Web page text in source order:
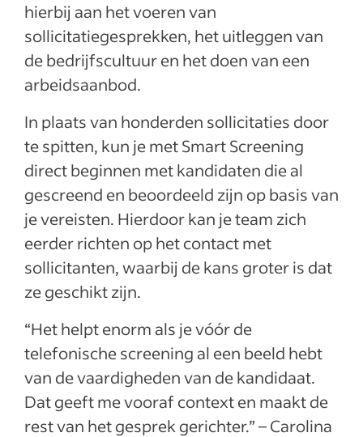
hierbij aan het voeren van
sollicitatiegesprekken, het uitleggen van
de bedrijfscultuur en het doen van een
arbeidsaanbod.
In plaats van honderden sollicitaties door
te spitten, kun je met Smart Screening
direct beginnen met kandidaten die al
gescreend en beoordeeld zijn op basis van
je vereisten. Hierdoor kan je team zich
eerder richten op het contact met
sollicitanten, waarbij de kans groter is dat
ze geschikt zijn.
“Het helpt enorm als je vóór de
telefonische screening al een beeld hebt
van de vaardigheden van de kandidaat.
Dat geeft me vooraf context en maakt de
rest van het gesprek gerichter.” – Carolina